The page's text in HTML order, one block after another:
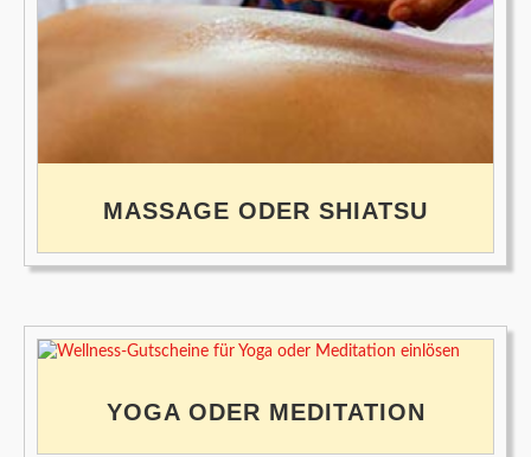
MASSAGE ODER SHIATSU
YOGA ODER MEDITATION